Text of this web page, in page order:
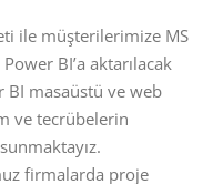
ile müşterilerimize MS
BI’a aktarılacak
BI masaüstü ve web
ve tecrübelerin
firmalarda proje